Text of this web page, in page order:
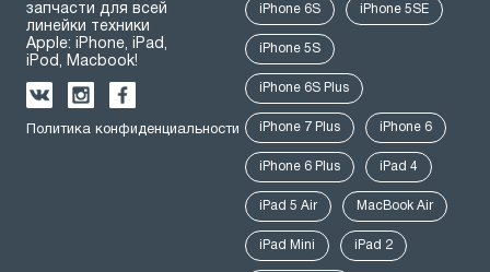
запчасти для всей
линейки техники
Apple: iPhone, iPad,
iPod, Macbook!
Политика конфиденциальности
iPhone 6S iPhone 5SE
iPhone 5S
iPhone 6S Plus
iPhone 7 Plus iPhone 6
iPhone 6 Plus iPad 4
iPad 5 Air MacBook Air
iPad Mini iPad 2